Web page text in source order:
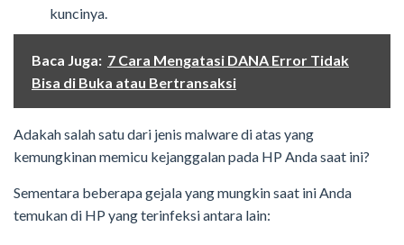
kuncinya.
Baca Juga: 7 Cara Mengatasi DANA Error Tidak
Bisa di Buka atau Bertransaksi
Adakah salah satu dari jenis malware di atas yang
kemungkinan memicu kejanggalan pada HP Anda saat ini?
Sementara beberapa gejala yang mungkin saat ini Anda
temukan di HP yang terinfeksi antara lain: